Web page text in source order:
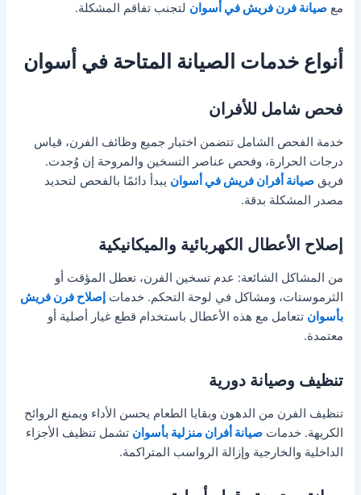
معصيانة فرن فريش في أسوان لتجنب تفاقم المشكلة.
أنواع خدمات الصيانة المتاحة في أسوان
فحص شامل للأفران
خدمة الفحص الشامل تتضمن اختبار جميع وظائف الفرن، قياس
درجات الحرارة، وفحص عناصر التسخين والمروحة إن وُجدت.
فريقصيانة أفران فريش في أسوان يبدأ دائمًا بالفحص لتحديد
مصدر المشكلة بدقة.
إصلاح الأعطال الكهربائية والميكانيكية
من المشاكل الشائعة: عدم تسخين الفرن، تعطل المؤقت أو
الثرموستات، ومشاكل في لوحة التحكم. خدمات إصلاح فرن فريش
بأسوان تتعامل مع هذه الأعطال باستخدام قطع غيار أصلية أو
معتمدة.
تنظيف وصيانة دورية
تنظيف الفرن من الدهون وبقايا الطعام يحسن الأداء ويمنع الروائح
الكريهة. خدماتصيانة أفران منزلية بأسوان تشمل تنظيف الأجزاء
الداخلية والخارجية وإزالة الرواسب المتراكمة.